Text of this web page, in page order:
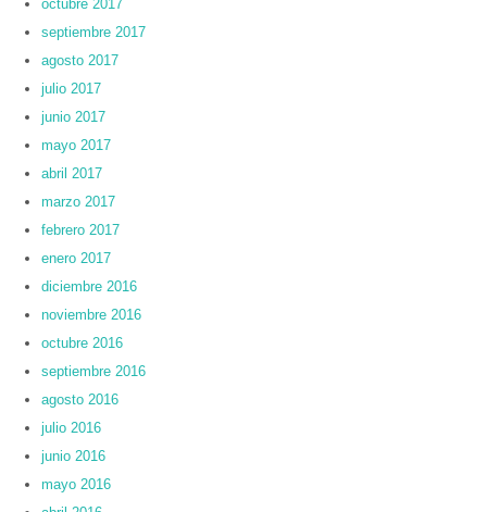
octubre 2017
septiembre 2017
agosto 2017
julio 2017
junio 2017
mayo 2017
abril 2017
marzo 2017
febrero 2017
enero 2017
diciembre 2016
noviembre 2016
octubre 2016
septiembre 2016
agosto 2016
julio 2016
junio 2016
mayo 2016